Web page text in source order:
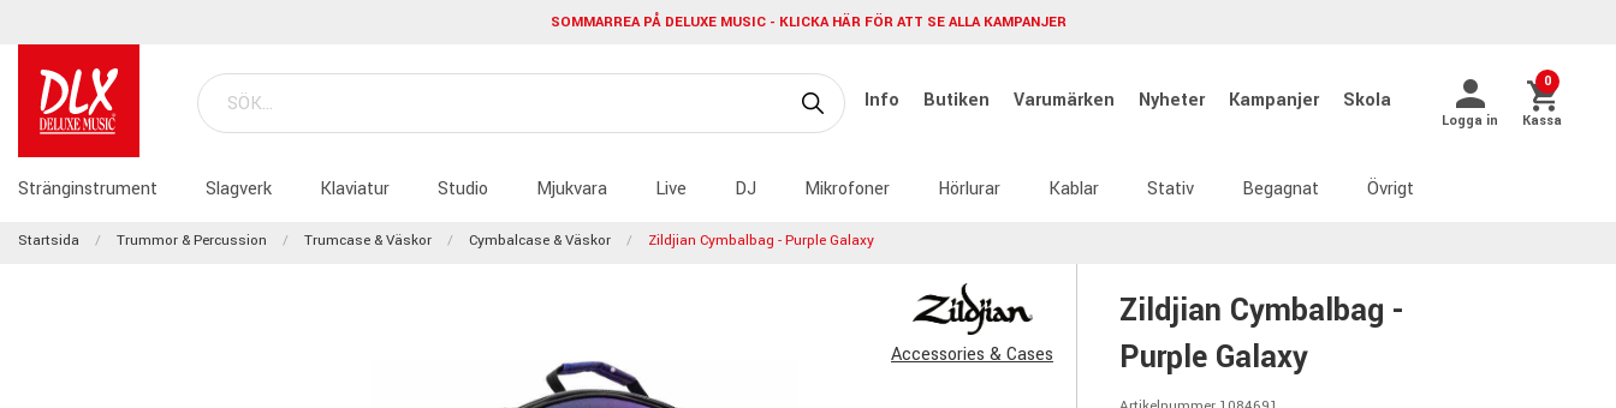
SOMMARREA PÅ DELUXE MUSIC - KLICKA HÄR FÖR ATT SE ALLA KAMPANJER
Info Butiken Varumärken Nyheter Kampanjer Skola
Logga in
0
Kassa
Stränginstrument Slagverk Klaviatur Studio Mjukvara Live DJ Mikrofoner Hörlurar Kablar Stativ Begagnat Övrigt
Startsida Trummor & Percussion Trumcase & Väskor Cymbalcase & Väskor Zildjian Cymbalbag - Purple Galaxy
Accessories & Cases
Zildjian Cymbalbag -
Purple Galaxy